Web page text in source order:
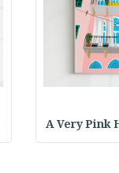
A Very Pink